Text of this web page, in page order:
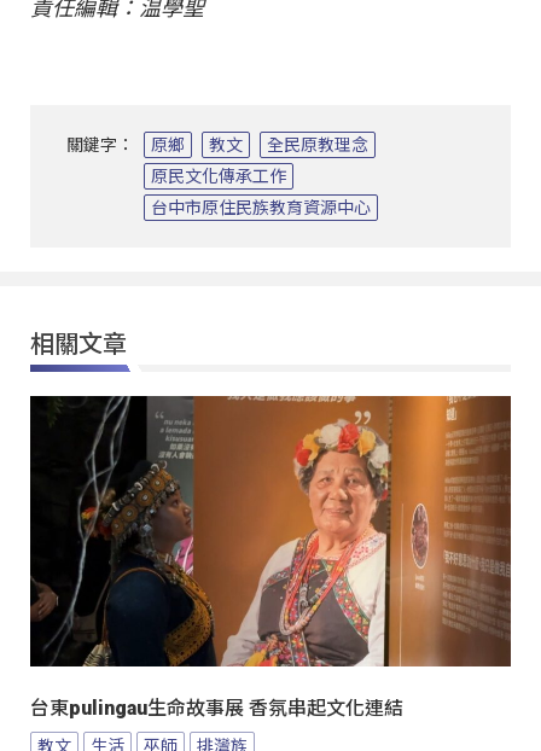
責任編輯：温學聖
關鍵字： 原鄉 教文
全民原教理念
原民文化傳承工作
台中市原住民族教育資源中心
相關文章
台東pulingau生命故事展 香氛串起文化連結
教文 生活 巫師 排灣族